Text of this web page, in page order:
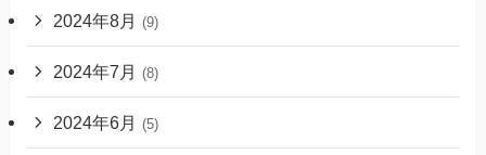
2024年8月 (9)
2024年7月 (8)
2024年6月 (5)